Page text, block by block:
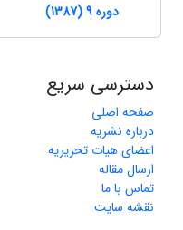
دوره 9 (1387)
دسترسی سریع
صفحه اصلی
درباره نشریه
اعضای هیات تحریریه
ارسال مقاله
تماس با ما
نقشه سایت